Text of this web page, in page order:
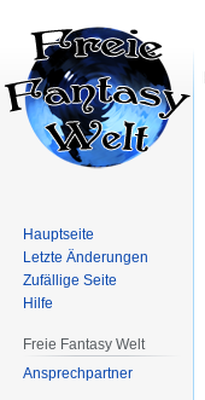
Hauptseite
Letzte Änderungen
Zufällige Seite
Hilfe
Freie Fantasy Welt
Ansprechpartner